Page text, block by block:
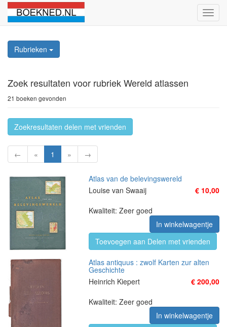
Rubrieken
Zoek resultaten voor rubriek Wereld atlassen
21 boeken gevonden
Zoekresultaten delen met vrienden
← « 1 » →
Atlas van de belevingswereld
Louise van Swaaij
€ 10,00
Kwaliteit: Zeer goed
In winkelwagentje
Toevoegen aan Delen met vrienden
Atlas antiquus : zwolf Karten zur alten
Geschichte
Heinrich Kiepert
€ 200,00
Kwaliteit: Zeer goed
In winkelwagentje